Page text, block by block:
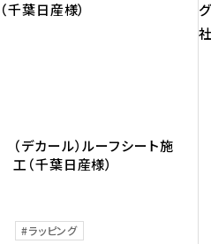
（デカール）ルーフシート施
工（千葉日産様）
ラッピング